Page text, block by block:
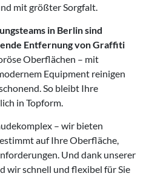
mit größter Sorgfalt.
in Berlin sind
Entfernung von Graffiti
Oberflächen – mit
Equipment reinigen
So bleibt Ihre
in Topform.
– wir bieten
auf Ihre Oberfläche,
Und dank unserer
wir schnell und flexibel für Sie